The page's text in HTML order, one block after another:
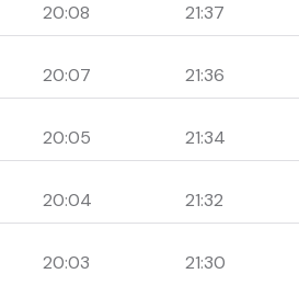
20:08 21:37
20:07 21:36
20:05 21:34
20:04 21:32
20:03 21:30